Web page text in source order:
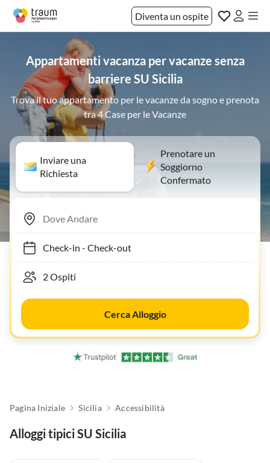
Diventa un ospite
Appartamenti vacanza per vacanze senza
barriere SU Sicilia
Trova il tuo appartamento per le vacanze da sogno e prenota
tra 4 Case per le Vacanze
Inviare una
Richiesta
Prenotare un
Soggiorno
Confermato
Check-in- Check-out
Cerca Alloggio
Pagina Iniziale Sicilia Accessibilità
Alloggi tipici SU Sicilia